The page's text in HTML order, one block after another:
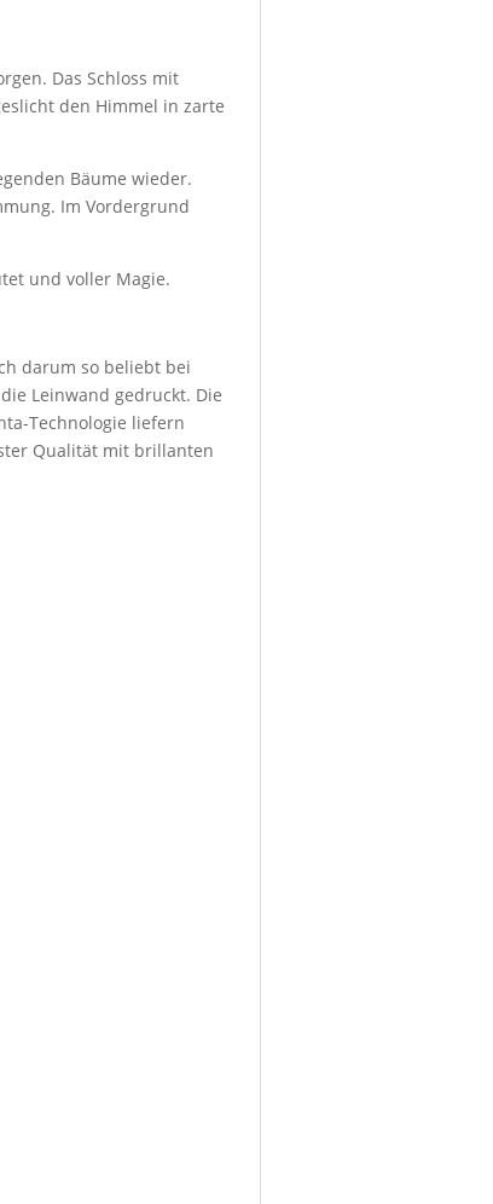
Das Schloss mit
den Himmel in zarte
Bäume wieder.
Im Vordergrund
und voller Magie.
darum so beliebt bei
Leinwand gedruckt. Die
Technologie liefern
Qualität mit brillanten